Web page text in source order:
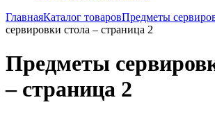
ГлавнаяКаталог товаровПредметы
сервировки стола – страница 2
Предметы
– страница 2